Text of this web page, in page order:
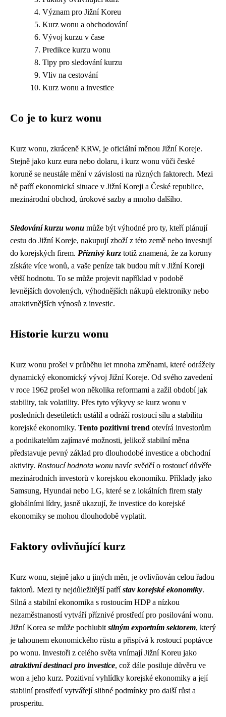
Význam pro Jižní Koreu
Kurz wonu a obchodování
Vývoj kurzu v čase
Predikce kurzu wonu
Tipy pro sledování kurzu
Vliv na cestování
Kurz wonu a investice
Co je to kurz wonu
Kurz wonu, zkráceně KRW, je oficiální měnou Jižní Koreje.
Stejně jako kurz eura nebo dolaru, i kurz wonu vůči české
koruně se neustále mění v závislosti na různých faktorech. Mezi
ně patří ekonomická situace v Jižní Koreji a České republice,
mezinárodní obchod, úrokové sazby a mnoho dalšího.
Sledování kurzu wonu může být výhodné pro ty, kteří plánují
cestu do Jižní Koreje, nakupují zboží z této země nebo investují
do korejských firem. Příznivý kurz totiž znamená, že za koruny
získáte více wonů, a vaše peníze tak budou mít v Jižní Koreji
větší hodnotu. To se může projevit například v podobě
levnějších dovolených, výhodnějších nákupů elektroniky nebo
atraktivnějších výnosů z investic.
Historie kurzu wonu
Kurz wonu prošel v průběhu let mnoha změnami, které odrážely
dynamický ekonomický vývoj Jižní Koreje. Od svého zavedení
v roce 1962 prošel won několika reformami a zažil období jak
stability, tak volatility. Přes tyto výkyvy se kurz wonu v
posledních desetiletích ustálil a odráží rostoucí sílu a stabilitu
korejské ekonomiky. Tento pozitivní trend otevírá investorům
a podnikatelům zajímavé možnosti, jelikož stabilní měna
představuje pevný základ pro dlouhodobé investice a obchodní
aktivity. Rostoucí hodnota wonu navíc svědčí o rostoucí důvěře
mezinárodních investorů v korejskou ekonomiku. Příklady jako
Samsung, Hyundai nebo LG, které se z lokálních firem staly
globálními lídry, jasně ukazují, že investice do korejské
ekonomiky se mohou dlouhodobě vyplatit.
Faktory ovlivňující kurz
Kurz wonu, stejně jako u jiných měn, je ovlivňován celou řadou
faktorů. Mezi ty nejdůležitější patřístav korejské ekonomiky.
Silná a stabilní ekonomika s rostoucím HDP a nízkou
nezaměstnaností vytváří příznivé prostředí pro posilování wonu.
Jižní Korea se může pochlubit silným exportním sektorem, který
je tahounem ekonomického růstu a přispívá k rostoucí poptávce
po wonu. Investoři z celého světa vnímají Jižní Koreu jako
atraktivní destinaci pro investice, což dále posiluje důvěru ve
won a jeho kurz. Pozitivní vyhlídky korejské ekonomiky a její
stabilní prostředí vytvářejí slibné podmínky pro další růst a
prosperitu.